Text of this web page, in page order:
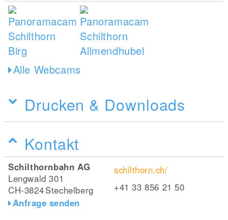
Alle Webcams
Drucken & Downloads
Kontakt
Schilthornbahn AG
Lengwald 301
CH-3824Stechelberg
Anfrage senden
schilthorn.ch/
+41 33 856 21 50